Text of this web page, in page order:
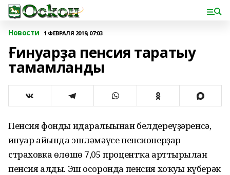
Новости 1 ФЕВРАЛЯ 2019, 07:03
Ғинуарҙа пенсия таратыу
тамамланды
Пенсия фонды идаралығынан белдереүҙәренсә,
ғинуар айында эшләмәүсе пенсионерҙар
страховка өлөшө 7,05 процентҡа арттырылған
пенсия алды. Эш осоронда пенсия хоҡуғы күберәк